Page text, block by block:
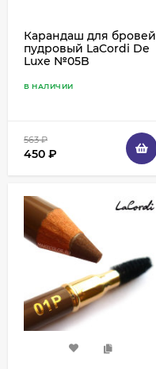
Карандаш для бровей
пудровый LaCordi De
Luxe №05B
В НАЛИЧИИ
563₽
450 ₽